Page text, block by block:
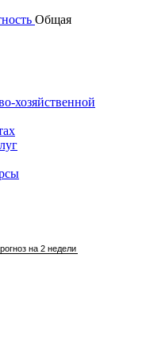
Общая
хозяйственной